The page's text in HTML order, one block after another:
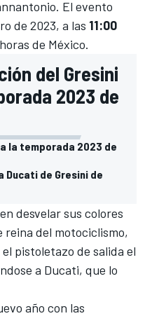
. El evento
de 2023, a las 11:00
de México.
del Gresini
2023 de
la temporada 2023 de
de Gresini de
desvelar sus colores
reina del motociclismo,
el pistoletazo de salida el
a Ducati, que lo
año con las